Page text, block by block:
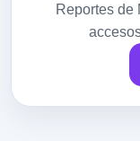
Reportes de